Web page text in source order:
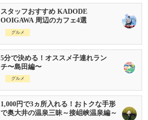
スタッフおすすめ KADODE
OOIGAWA 周辺のカフェ4選
グルメ
5分で決める！オススメ子連れラン
チ〜島田編〜
グルメ
1,000円で3ヵ所入れる！おトクな手形
で奥大井の温泉三昧～接岨峡温泉編～